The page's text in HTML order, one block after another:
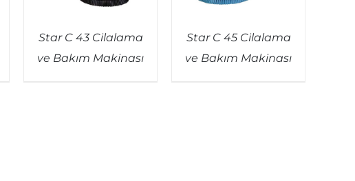
Star C 43 Cilalama
ve Bakım Makinası
Star C 45 Cilalama
ve Bakım Makinası